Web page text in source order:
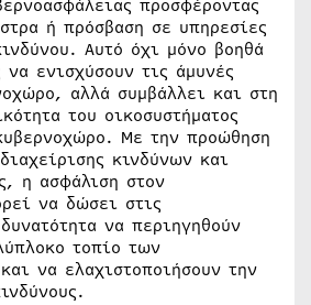
προσφέροντας
ή πρόσβαση σε υπηρεσίες
Αυτό όχι μόνο βοηθά
να ενισχύσουν τις άμυνές
αλλά συμβάλλει και στη
του οικοσυστήματος
Με την προώθηση
κινδύνων και
η ασφάλιση στον
να δώσει στις
να περιηγηθούν
τοπίο των
να ελαχιστοποιήσουν την